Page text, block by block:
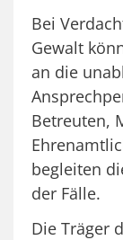
Bei
Gewalt
an die
Betreuten,
begleiten
der Fälle.
Die Träger